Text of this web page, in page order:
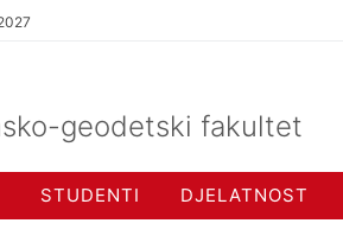
geodetski fakultet
STUDENTI DJELATNOST